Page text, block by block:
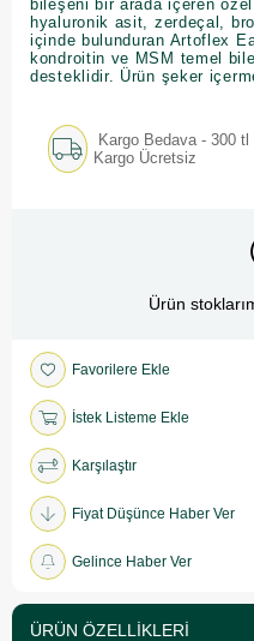
bileşeni bir arada içeren
hyaluronik asit, zerdeçal,
içinde bulunduran Artoflex
kondroitin ve MSM temel
desteklidir. Ürün şeker
Kargo Bedava - 300
Kargo Ücretsiz
Ürün
Favorilere Ekle
İstek Listeme Ekle
Karşılaştır
Fiyat Düşünce Haber Ver
Gelince Haber Ver
ÜRÜN ÖZELLIKLERI